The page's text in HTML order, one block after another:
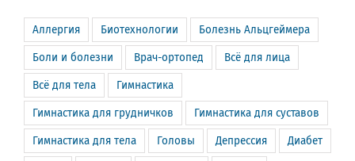
Аллергия Биотехнологии Болезнь Альцгеймера
Боли и болезни Врач-ортопед Всё для лица
Всё для тела Гимнастика
Гимнастика для грудничков Гимнастика для суставов
Гимнастика для тела Головы Депрессия Диабет